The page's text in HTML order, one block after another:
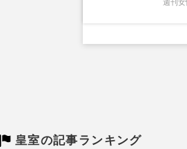
皇室の記事ランキング